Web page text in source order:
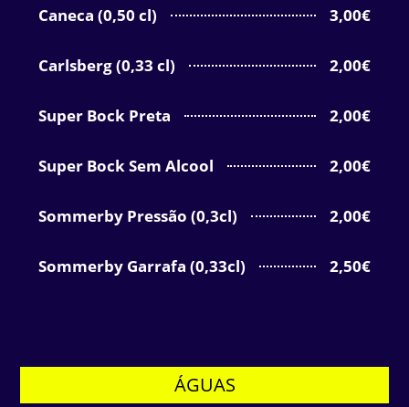
Caneca (0,50 cl) 3,00€
Carlsberg (0,33 cl) 2,00€
Super Bock Preta 2,00€
Super Bock Sem Alcool 2,00€
Sommerby Pressão (0,3cl) 2,00€
Sommerby Garrafa (0,33cl) 2,50€
ÁGUAS